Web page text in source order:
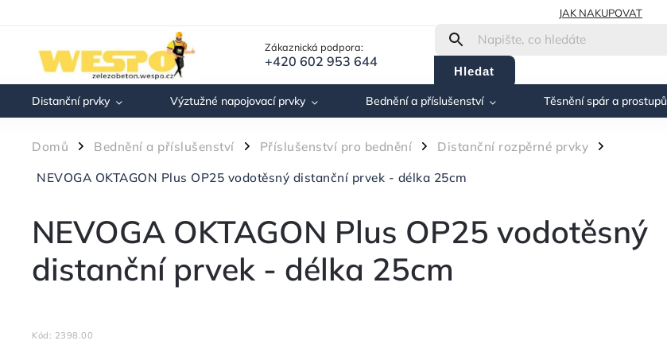
JAK NAKUPOVAT
Zákaznická podpora:
+420 602 953 644
Hledat
Distanční prvky Výztužné napojovací prvky Bednění a příslušenství Těsnění spár a prostupů
Domů / Bednění a příslušenství / Příslušenství pro bednění / Distanční rozpěrné prvky
/
NEVOGA OKTAGON Plus OP25 vodotěsný distanční prvek - délka 25cm
NEVOGA OKTAGON Plus OP25 vodotěsný
distanční prvek - délka 25cm
Kód: 2398.00